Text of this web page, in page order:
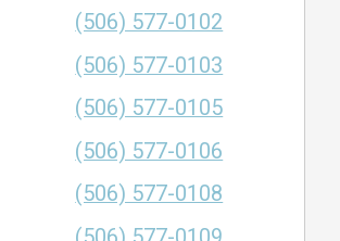
(506) 577-0102
(506) 577-0103
(506) 577-0105
(506) 577-0106
(506) 577-0108